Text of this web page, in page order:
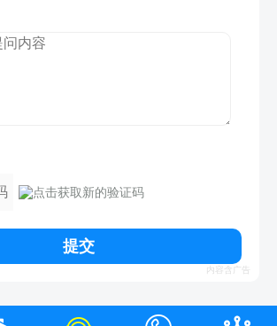
洋邮轮订票电话：023-88721886